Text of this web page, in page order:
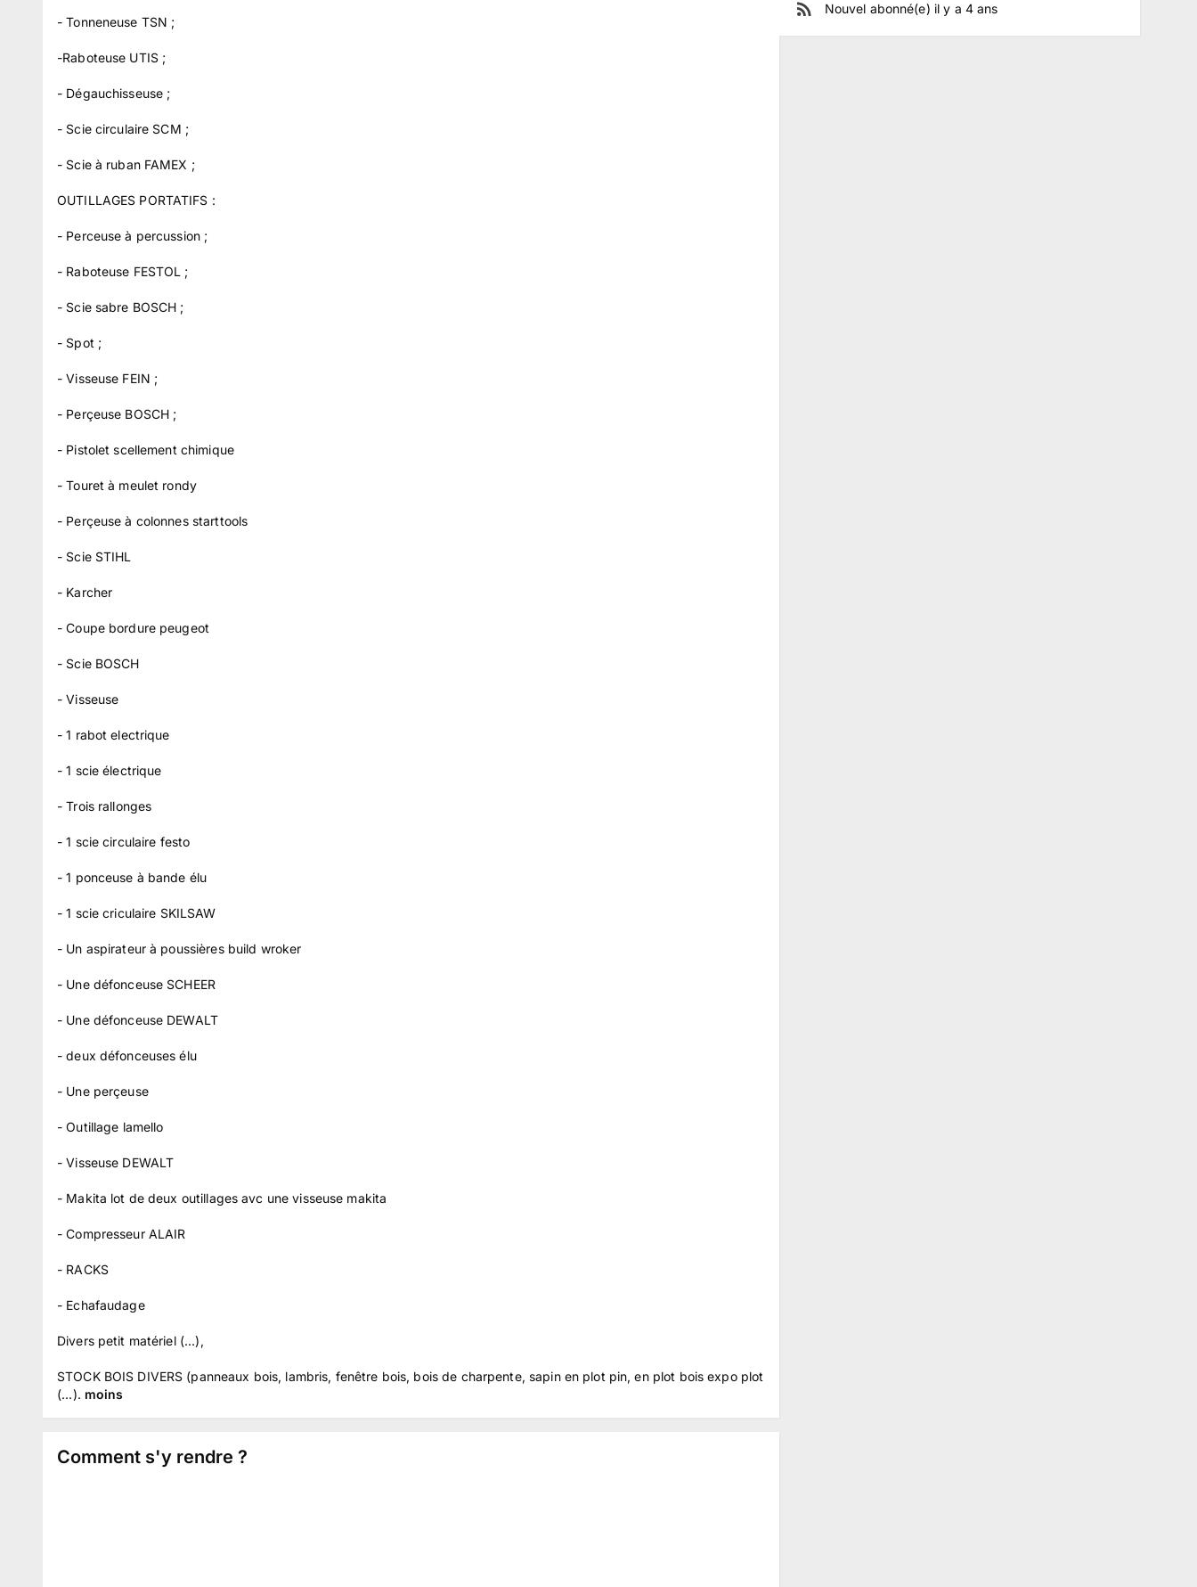
- Tonneneuse TSN ;
-Raboteuse UTIS ;
- Dégauchisseuse ;
- Scie circulaire SCM ;
- Scie à ruban FAMEX ;
OUTILLAGES PORTATIFS :
- Perceuse à percussion ;
- Raboteuse FESTOL ;
- Scie sabre BOSCH ;
- Spot ;
- Visseuse FEIN ;
- Perçeuse BOSCH ;
- Pistolet scellement chimique
- Touret à meulet rondy
- Perçeuse à colonnes starttools
- Scie STIHL
- Karcher
- Coupe bordure peugeot
- Scie BOSCH
- Visseuse
- 1 rabot electrique
- 1 scie électrique
- Trois rallonges
- 1 scie circulaire festo
- 1 ponceuse à bande élu
- 1 scie criculaire SKILSAW
- Un aspirateur à poussières build wroker
- Une défonceuse SCHEER
- Une défonceuse DEWALT
- deux défonceuses élu
- Une perçeuse
- Outillage lamello
- Visseuse DEWALT
- Makita lot de deux outillages avc une visseuse makita
- Compresseur ALAIR
- RACKS
- Echafaudage
Divers petit matériel (...),
STOCK BOIS DIVERS (panneaux bois, lambris, fenêtre bois, bois de charpente, sapin en plot pin, en plot bois expo plot
(...). moins
Comment s'y rendre ?
Nouvel abonné(e) il y a 4 ans